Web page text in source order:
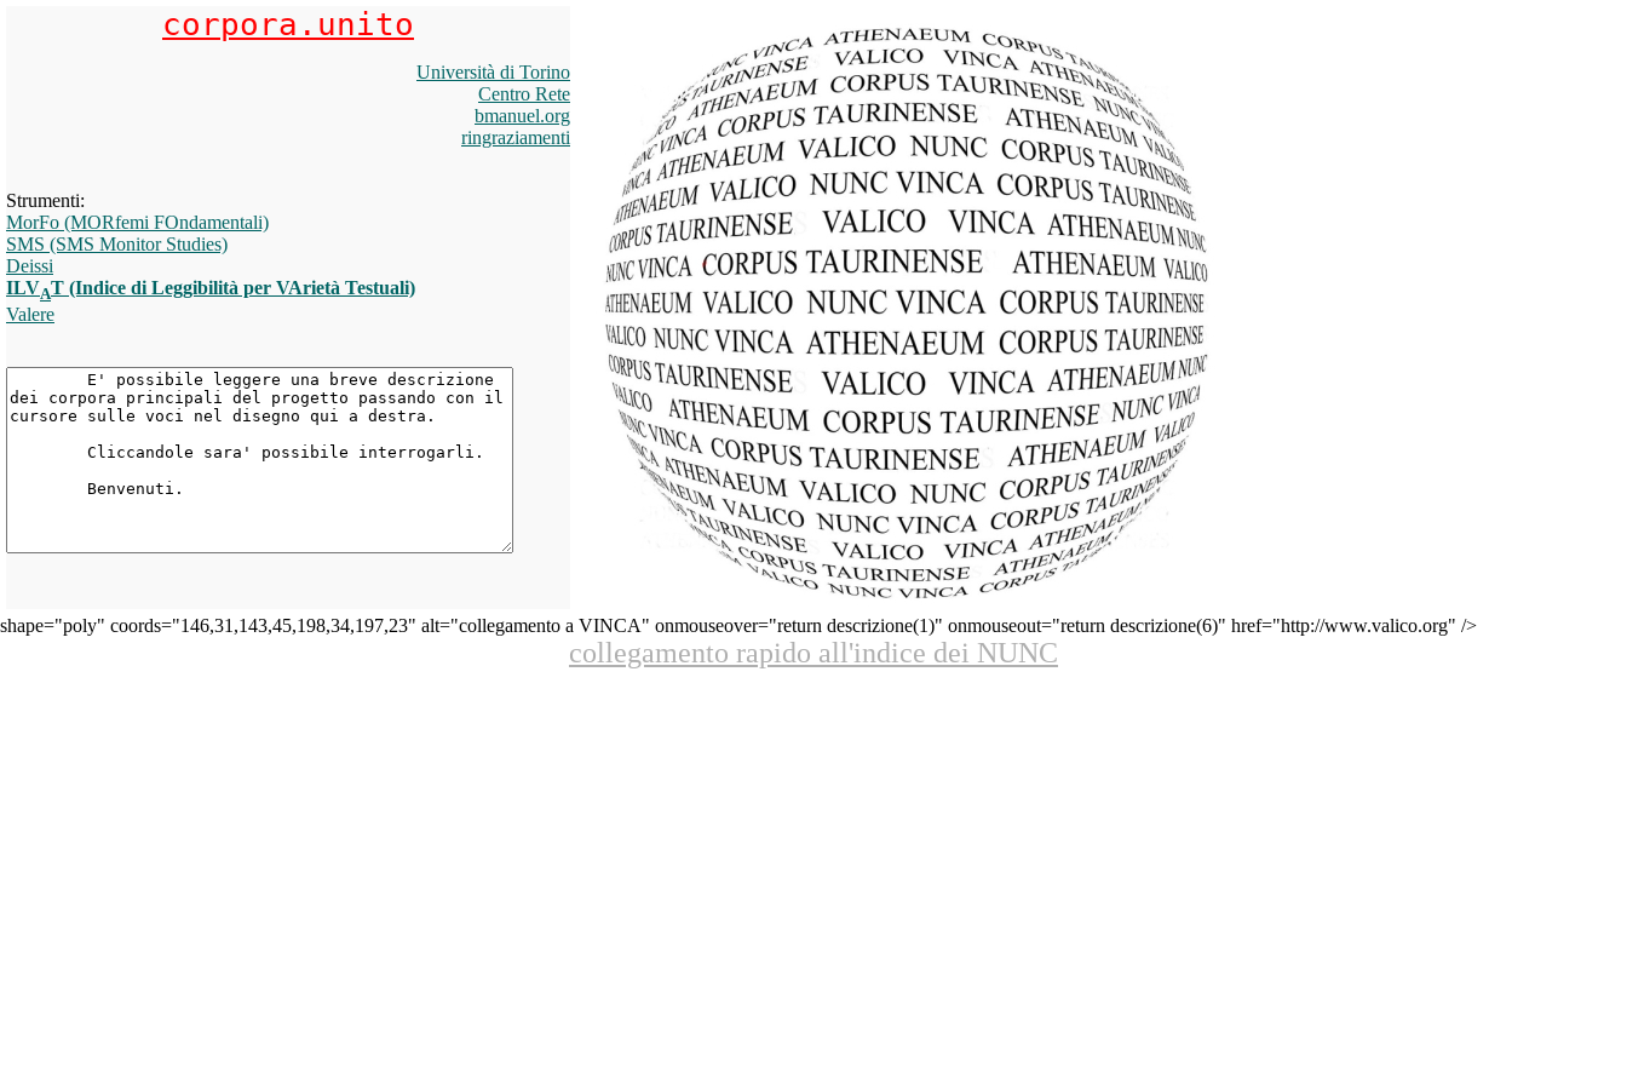
corpora.unito
Università di Torino
Centro Rete
bmanuel.org
ringraziamenti
Strumenti:
MorFo (MORfemi FOndamentali)
SMS (SMS Monitor Studies)
Deissi
ILVAT (Indice di Leggibilità per VArietà Testuali)
Valere
shape="poly" coords="146,31,143,45,198,34,197,23" alt="collegamento a VINCA" onmouseover="return descrizione(1)" onmouseout="return descrizione(6)" href="http://www.valico.org" />
collegamento rapido all'indice dei NUNC